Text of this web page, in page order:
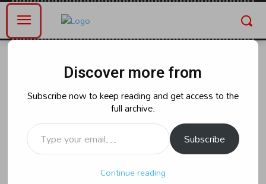
పల్నాడు జిల్లా పోలీస్ వారి
కార్యాలయంలో నిర్వహించిన ప్రజా
సమస్యల పరిష్కార వేదిక కార్యక్రమంలో
పాల్గొని ప్రజల నుండి ఫిర్యాదులు
Discover more from
Subscribe now to keep reading and get access to the
full archive.
Type your email…
Subscribe
Continue reading